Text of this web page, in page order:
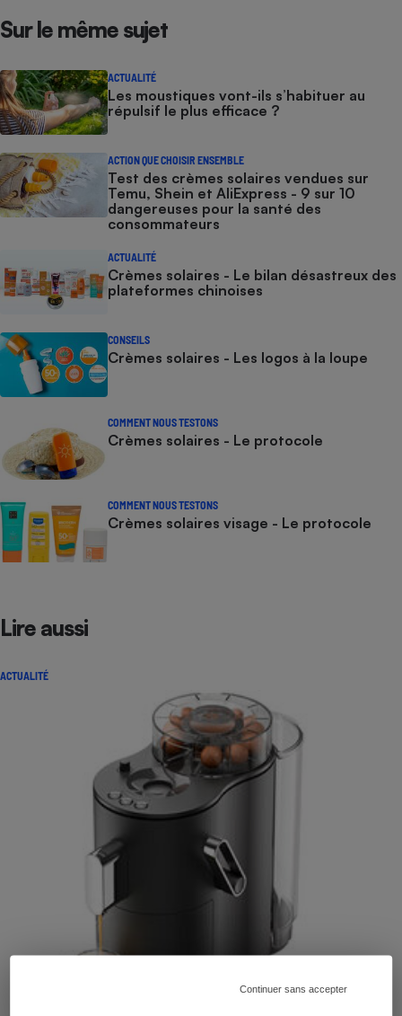
Continuer sans accepter
Sur le même sujet
ACTUALITÉ
Les moustiques vont-ils s’habituer au
répulsif le plus efficace ?
ACTION QUE CHOISIR ENSEMBLE
Test des crèmes solaires vendues sur
Temu, Shein et AliExpress - 9 sur 10
dangereuses pour la santé des
consommateurs
ACTUALITÉ
Crèmes solaires - Le bilan désastreux des
plateformes chinoises
CONSEILS
Crèmes solaires - Les logos à la loupe
COMMENT NOUS TESTONS
Crèmes solaires - Le protocole
COMMENT NOUS TESTONS
Crèmes solaires visage - Le protocole
Lire aussi
ACTUALITÉ